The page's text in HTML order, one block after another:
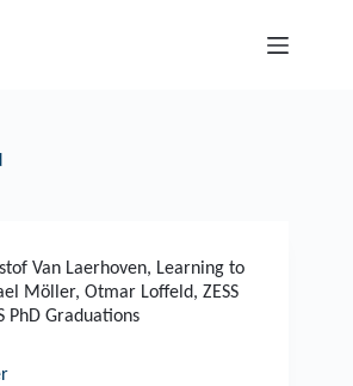
Van Laerhoven, Learning to
Möller, Otmar Loffeld, ZESS
PhD Graduations